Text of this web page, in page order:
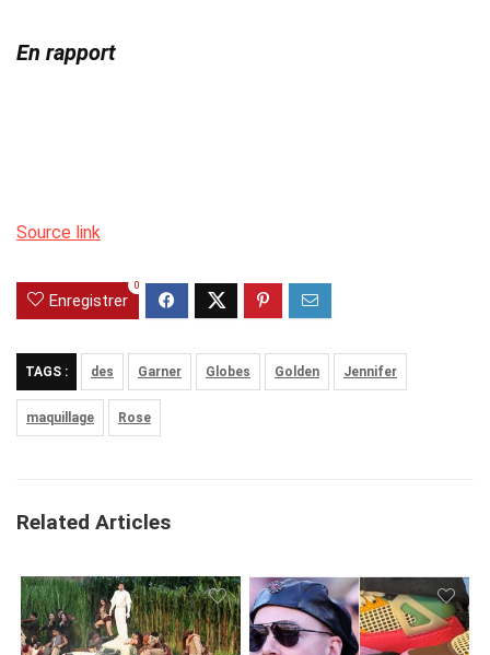
En rapport
Source link
Enregistrer
0
TAGS : des Garner Globes Golden Jennifer
maquillage Rose
Related Articles